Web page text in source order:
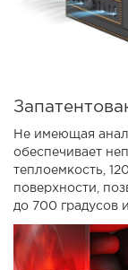
Не имеющая
обеспечивает
теплоемкость,
поверхности,
до 700 градусов